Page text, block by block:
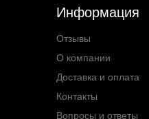
Информация
Отзывы
О компании
Доставка и оплата
Контакты
Вопросы и ответы